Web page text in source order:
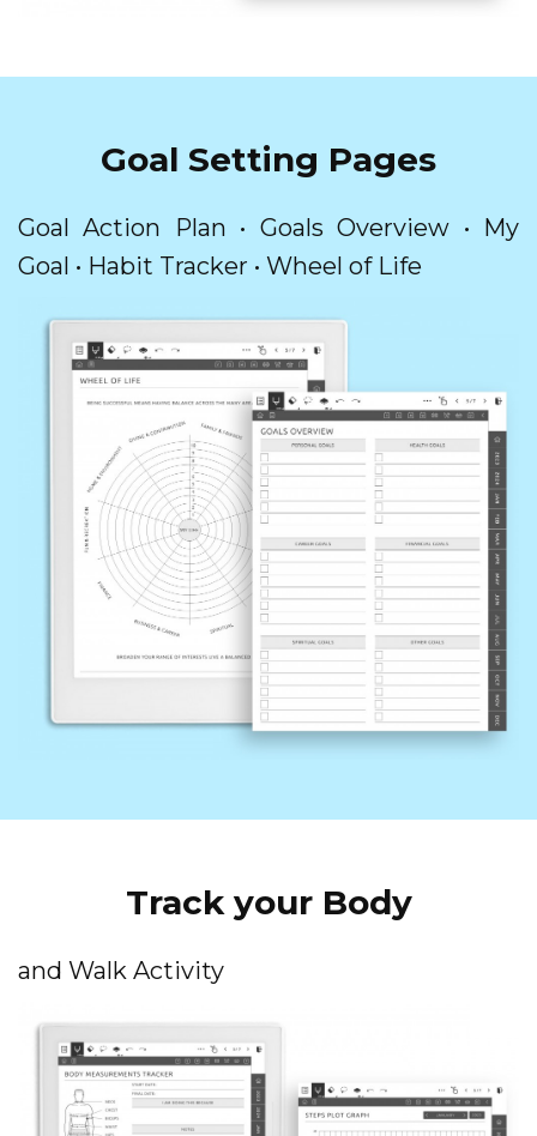
Goal Setting Pages
Goal Action Plan • Goals Overview • My
Goal • Habit Tracker • Wheel of Life
Track your Body
and Walk Activity